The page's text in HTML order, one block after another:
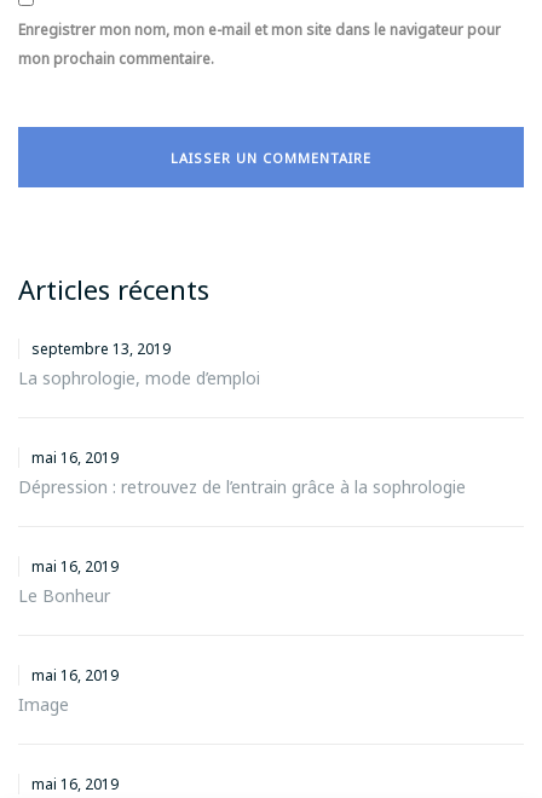
Enregistrer mon nom, mon e-mail et mon site dans le navigateur pour
mon prochain commentaire.
Articles récents
septembre 13, 2019
La sophrologie, mode d’emploi
mai 16, 2019
Dépression : retrouvez de l’entrain grâce à la sophrologie
mai 16, 2019
Le Bonheur
mai 16, 2019
Image
mai 16, 2019